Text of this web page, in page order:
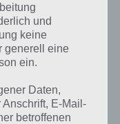
Lösung Drei
und
keine
generell eine
ein.
Daten,
E-Mail-
betroffenen